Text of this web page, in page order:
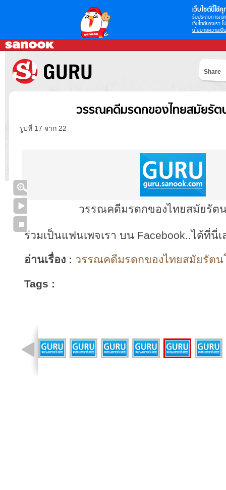
เว็บไซต์นี้ใช้คุ
รับประสบการณ์
เว็บไซต์ของเรา
นโยบายความเป็
Share
วรรณคดีมรดกของไทยสมัยรัต
รูปที่ 17 จาก 22
วรรณคดีมรดกของไทยสมัยรัต
ร่วมเป็นแฟนเพจเรา บน Facebook..ได้ที่นี่เ
อ่านเรื่อง : วรรณคดีมรดกของไทยสมัยรัต
Tags :